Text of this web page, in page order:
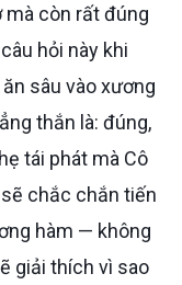
hỏi này khi
sâu vào xương
thắn là: đúng,
tái phát mà Cô
chắc chắn tiến
hàm — không
giải thích vì sao